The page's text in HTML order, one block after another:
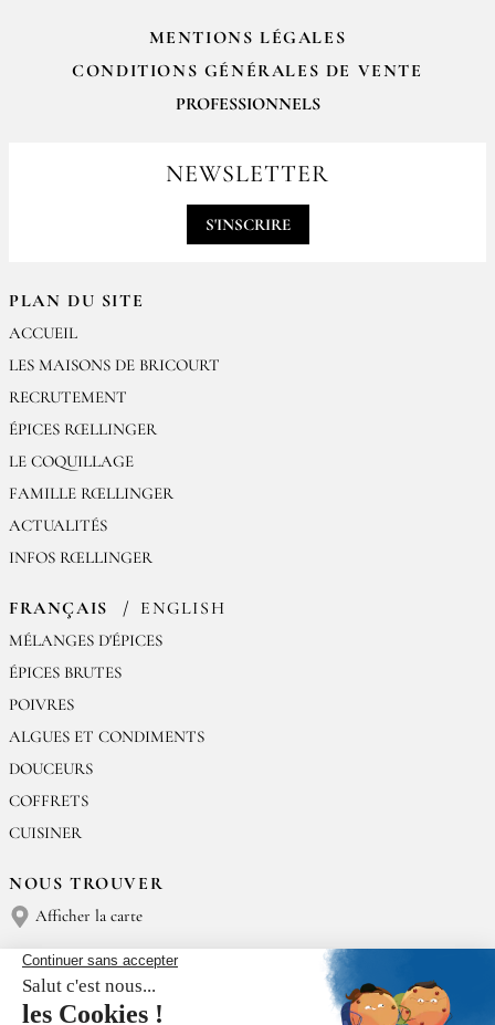
PLAN DU SITE
ACCUEIL
LES MAISONS DE BRICOURT
RECRUTEMENT
ÉPICES RŒLLINGER
LE COQUILLAGE
FAMILLE RŒLLINGER
ACTUALITÉS
INFOS RŒLLINGER
FRANÇAIS ENGLISH
MÉLANGES D'ÉPICES
ÉPICES BRUTES
POIVRES
ALGUES ET CONDIMENTS
DOUCEURS
COFFRETS
CUISINER
NOUS TROUVER
Afficher la carte
NOUS CONTACTER
Épices Rœllinger
Tél : (+33) 02 23 15 13 91
MENTIONS LÉGALES
CONDITIONS GÉNÉRALES DE VENTE
PROFESSIONNELS
contact@epices-roellinger.comNEWSLETTER
S'INSCRIRE